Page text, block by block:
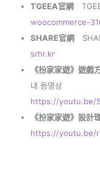
TGEEA官網
woocommerce-
SHARE官網
srhr.kr
《扮家家遊》遊戲
내 동영상
https://youtu.be/
《扮家家遊》設計
https://youtu.be/